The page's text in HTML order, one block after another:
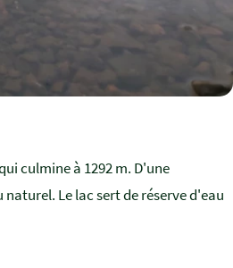
culmine à 1292 m. D'une
Le lac sert de réserve d'eau